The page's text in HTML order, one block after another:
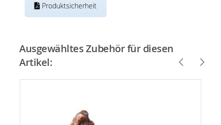
Produktsicherheit
Ausgewähltes Zubehör für diesen
Artikel: